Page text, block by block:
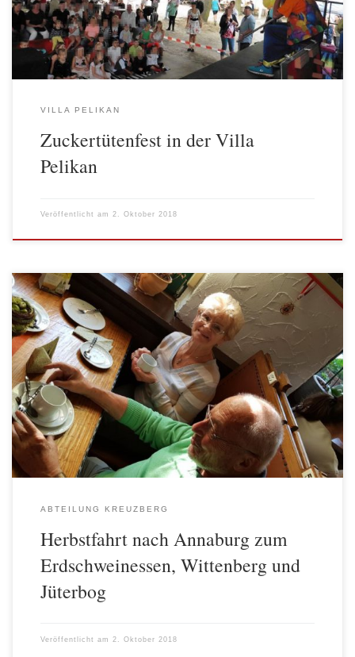
jede*r Schulanfänger*innen ein Foto mit nach Hause […]
VILLA PELIKAN
Zuckertütenfest in der Villa
Pelikan
Veröffentlicht am 2. Oktober 2018
Am Donnerstag, 27. September 2018 starteten wir bei idealen
sonnigen Herbstwetter, in einem vollen Bus mit 38 Teilnehmern,
unsere diesjährige Herbstfahrt nach Annaburg (Sachs. Anhalt).
Neben vielen Mitgliedern der AWO Kreuzberg konnten wir
diesmal auch zahlreiche Gäste aus dem Stadtbezirk begrüßen.
Zunächst besuchten wir das Porzellaneum, ein Highlight in
Annaburg, […]
ABTEILUNG KREUZBERG
Herbstfahrt nach Annaburg zum
Erdschweinessen, Wittenberg und
Jüterbog
Veröffentlicht am 2. Oktober 2018